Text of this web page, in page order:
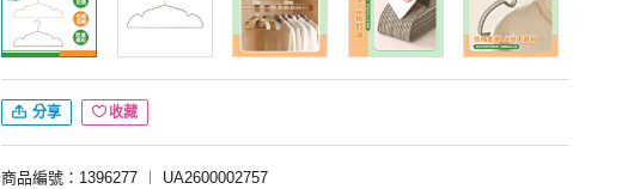
分享 收藏
商品編號：1396277 ︱
UA2600002757